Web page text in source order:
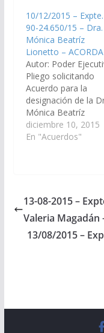
90-24.593/15 - A la
Comisión de Justicia,
Acuerdos y
Designaciones).
Acordado el
03/12/2015
10/12/2015 –
90-24.650/15 – Dra.
Mónica Beatríz
Lionetto –
Autor: Poder
Pliego solicitando
Acuerdo para la
designación de la
Mónica Beatríz
Lionetto, D.N.I. Nº
16.182.521, en el
diciembre 10, 2015
En "Acuerdos"
13-08-2015 –
Valeria Magadán
13/08/2015 –